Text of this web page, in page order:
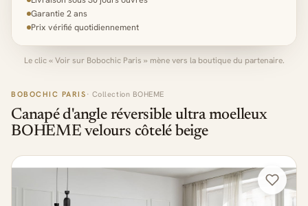
BOBOCHIC PARIS · Collection BOHEME
Canapé d'angle réversible ultra moelleux
BOHEME velours côtelé beige
Garantie 2 ans
Prix vérifié quotidiennement
Le clic « Voir sur Bobochic Paris » mène vers la boutique du partenaire.